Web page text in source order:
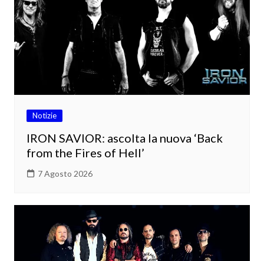
Notizie
IRON SAVIOR: ascolta la nuova ‘Back
from the Fires of Hell’
7 Agosto 2026